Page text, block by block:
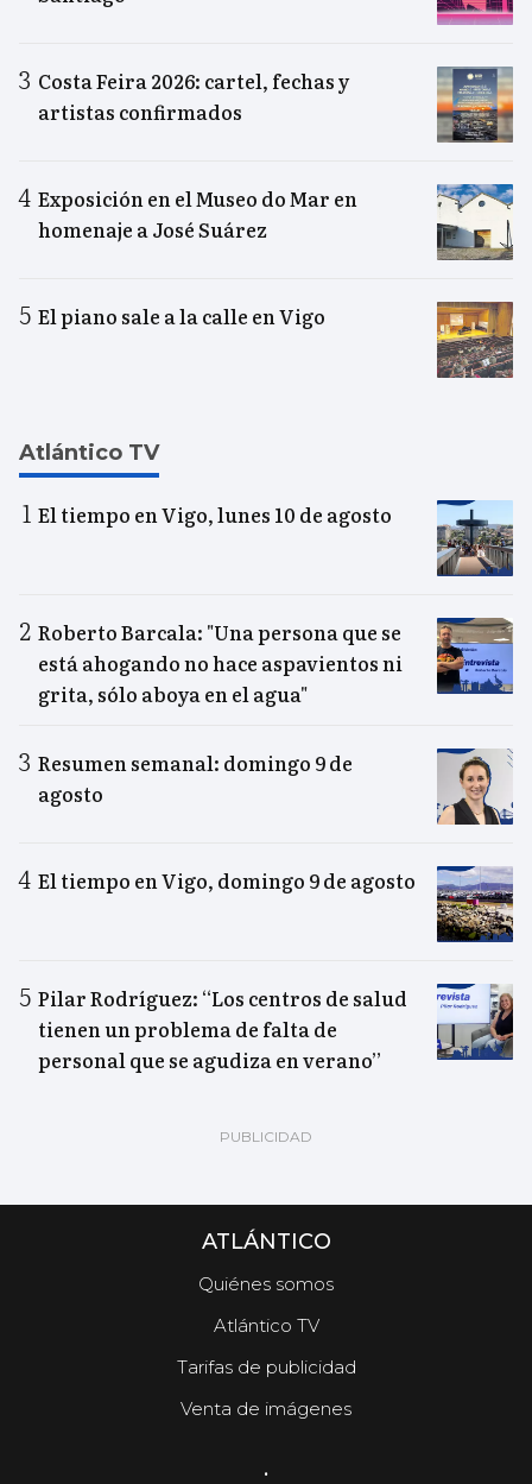
Costa Feira 2026: cartel, fechas y
artistas confirmados
Exposición en el Museo do Mar en
homenaje a José Suárez
El piano sale a la calle en Vigo
Atlántico TV
El tiempo en Vigo, lunes 10 de agosto
Roberto Barcala: "Una persona que se
está ahogando no hace aspavientos ni
grita, sólo aboya en el agua"
Resumen semanal: domingo 9 de
agosto
El tiempo en Vigo, domingo 9 de agosto
Pilar Rodríguez: “Los centros de salud
tienen un problema de falta de
personal que se agudiza en verano”
ATLÁNTICO
Quiénes somos
Atlántico TV
Tarifas de publicidad
Venta de imágenes
.